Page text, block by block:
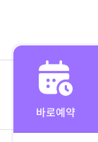
바로예약